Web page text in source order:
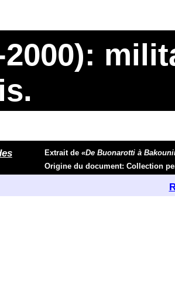
Extrait de«De Buonarotti à
Origine du document: Collection